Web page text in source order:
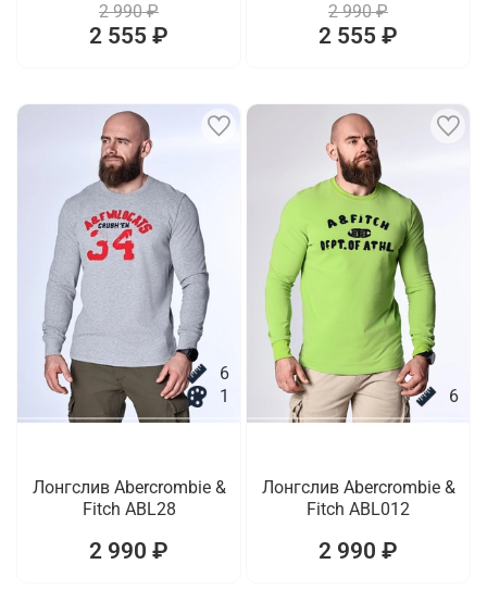
2 990 ₽
2 555 ₽
2 990 ₽
2 555 ₽
6
1
Лонгслив Abercrombie &
Fitch ABL28
2 990 ₽
6
Лонгслив Abercrombie &
Fitch ABL012
2 990 ₽